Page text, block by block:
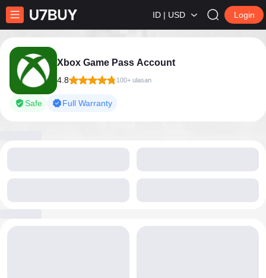
ID | USD Login
Xbox Game Pass Account
4.8 100+ ulasan
Safe Full Warranty